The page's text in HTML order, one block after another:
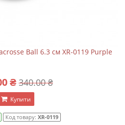
Ball 6.3 см XR-0119 Purple
₴ 340.00 ₴
Купити
Код товару: XR-0119